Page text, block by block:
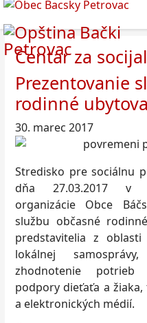
Centar za
Prezentovanie
rodinné
30. marec 2017
Stredisko pre sociálnu
dňa 27.03.2017 v
organizácie Obce
službu občasné
predstavitelia z oblasti
lokálnej
zhodnotenie potrieb
podpory dieťaťa a
a elektronických médií.